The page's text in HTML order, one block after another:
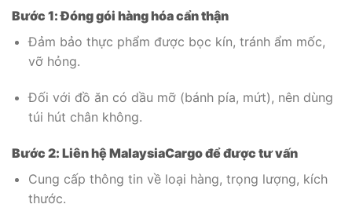
Bước 1: Đóng gói hàng hóa cẩn thận
Đảm bảo thực phẩm được bọc kín, tránh ẩm mốc,
vỡ hỏng.
Đối với đồ ăn có dầu mỡ (bánh pía, mứt), nên dùng
túi hút chân không.
Bước 2: Liên hệ MalaysiaCargo để được tư vấn
Cung cấp thông tin về loại hàng, trọng lượng, kích
thước.